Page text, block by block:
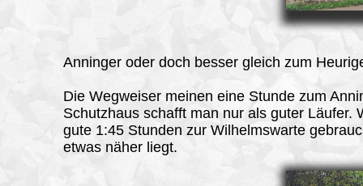
Anninger oder doch besser gleich zum
Die Wegweiser meinen eine Stunde zum
Schutzhaus schafft man nur als guter Läufer.
gute 1:45 Stunden zur Wilhelmswarte
etwas näher liegt.